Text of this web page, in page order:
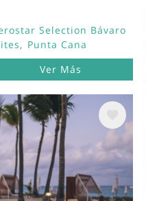
Selection Bávaro
Punta Cana
Ver Más